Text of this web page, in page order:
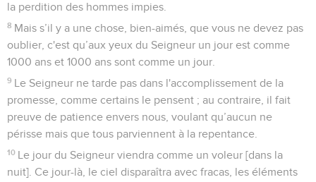
la perdition des hommes impies.
8 Mais s’il y a une chose, bien-aimés, que vous ne devez pas
oublier, c'est qu’aux yeux du Seigneur un jour est comme
1000 ans et 1000 ans sont comme un jour.
9 Le Seigneur ne tarde pas dans l'accomplissement de la
promesse, comme certains le pensent ; au contraire, il fait
preuve de patience envers nous, voulant qu’aucun ne
périsse mais que tous parviennent à la repentance.
10 Le jour du Seigneur viendra comme un voleur [dans la
nuit]. Ce jour-là, le ciel disparaîtra avec fracas, les éléments